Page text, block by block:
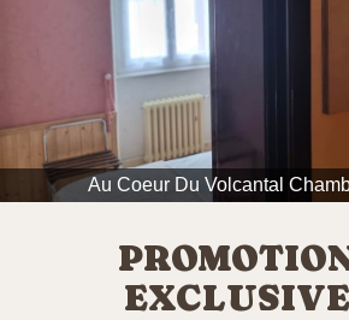
Au Coeur Du Volcantal